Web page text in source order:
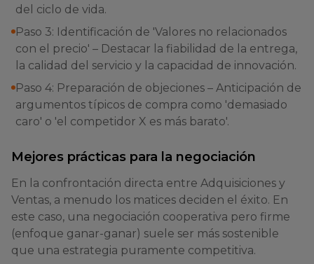
del ciclo de vida.
Paso 3: Identificación de 'Valores no relacionados
con el precio' – Destacar la fiabilidad de la entrega,
la calidad del servicio y la capacidad de innovación.
Paso 4: Preparación de objeciones – Anticipación de
argumentos típicos de compra como 'demasiado
caro' o 'el competidor X es más barato'.
Mejores prácticas para la negociación
En la confrontación directa entre Adquisiciones y
Ventas, a menudo los matices deciden el éxito. En
este caso, una negociación cooperativa pero firme
(enfoque ganar-ganar) suele ser más sostenible
que una estrategia puramente competitiva.